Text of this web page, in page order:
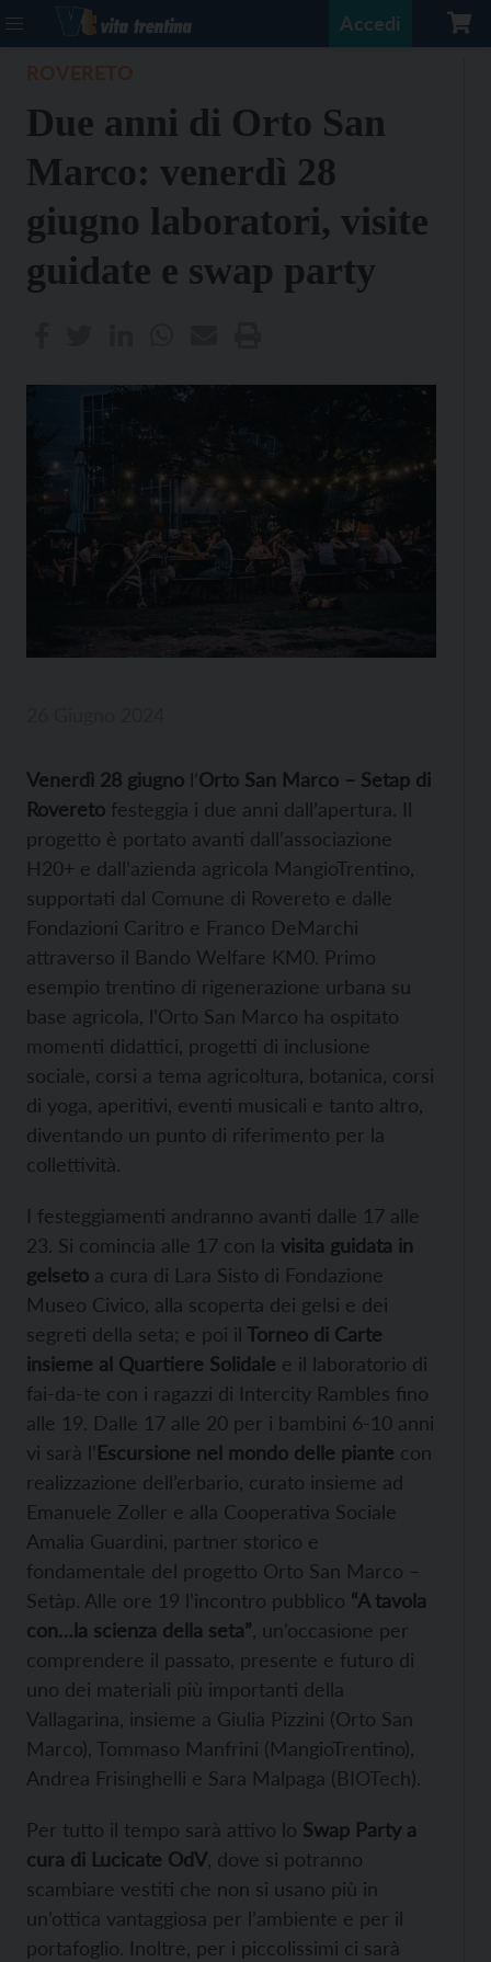
Accedi
Due anni di Orto San
Marco: venerdì 28
giugno laboratori, visite
guidate e swap party
Venerdì 28 giugno l’Orto San Marco – Setap di
Rovereto festeggia i due anni dall’apertura. Il
progetto è portato avanti dall’associazione
H20+ e dall’azienda agricola MangioTrentino,
supportati dal Comune di Rovereto e dalle
Fondazioni Caritro e Franco DeMarchi
attraverso il Bando Welfare KM0. Primo
esempio trentino di rigenerazione urbana su
base agricola, l’Orto San Marco ha ospitato
momenti didattici, progetti di inclusione
sociale, corsi a tema agricoltura, botanica, corsi
di yoga, aperitivi, eventi musicali e tanto altro,
diventando un punto di riferimento per la
collettività.
I festeggiamenti andranno avanti dalle 17 alle
23. Si comincia alle 17 con la visita guidata in
gelseto a cura di Lara Sisto di Fondazione
Museo Civico, alla scoperta dei gelsi e dei
segreti della seta; e poi il Torneo di Carte
insieme al Quartiere Solidale e il laboratorio di
fai-da-te con i ragazzi di Intercity Rambles fino
alle 19. Dalle 17 alle 20 per i bambini 6-10 anni
vi sarà l’Escursione nel mondo delle piante con
realizzazione dell’erbario, curato insieme ad
Emanuele Zoller e alla Cooperativa Sociale
Amalia Guardini, partner storico e
fondamentale del progetto Orto San Marco –
Setàp. Alle ore 19 l’incontro pubblico “A tavola
con…la scienza della seta” , un’occasione per
comprendere il passato, presente e futuro di
uno dei materiali più importanti della
Vallagarina, insieme a Giulia Pizzini (Orto San
Marco), Tommaso Manfrini (MangioTrentino),
Andrea Frisinghelli e Sara Malpaga (BIOTech).
Per tutto il tempo sarà attivo lo Swap Party a
cura di Lucicate OdV , dove si potranno
scambiare vestiti che non si usano più in
un’ottica vantaggiosa per l’ambiente e per il
portafoglio. Inoltre, per i piccolissimi ci sarà